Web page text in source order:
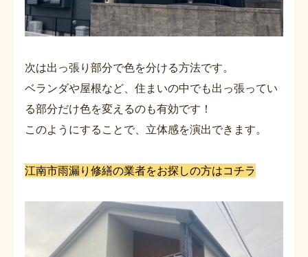
次は出っ張り部分で色を分ける方法です。
ベランダや屋根など、住まいの中でも出っ張ってい
る部分だけ色を変えるのも有効です！
このようにすることで、立体感を演出できます。
江南市雨漏り修繕の業者をお探しの方はコチラ